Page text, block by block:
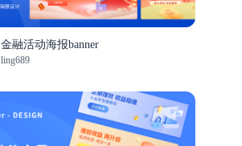
金融活动海报banner
ling689